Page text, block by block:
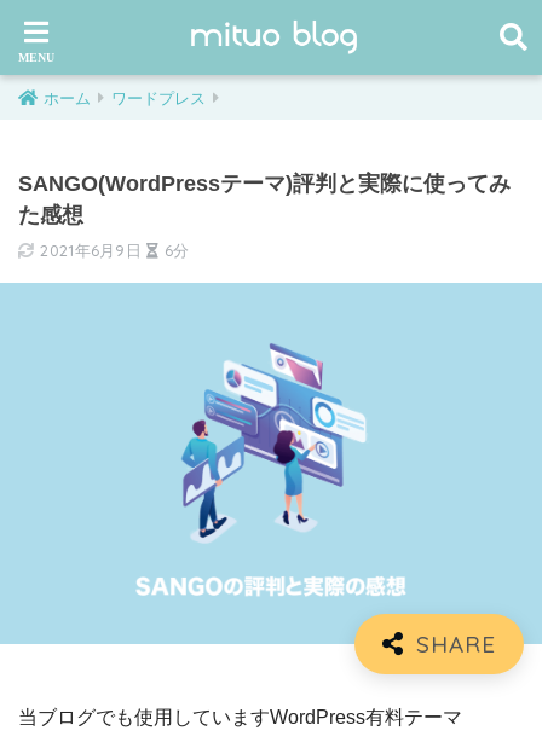
ホーム ワードプレス
SANGO(WordPressテーマ)評判と実際に使ってみ
た感想
2021年6月9日 6分
当ブログでも使用していますWordPress有料テーマ